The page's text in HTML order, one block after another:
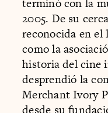
terminó con la
2005. De su
reconocida en el
como la
historia del cine
desprendió la
Merchant Ivory
desde su